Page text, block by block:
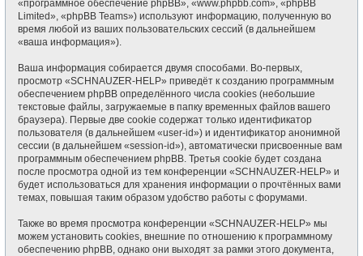
«программное обеспечение phpBB», «www.phpbb.com», «phpBB
Limited», «phpBB Teams») используют информацию, полученную во
время любой из ваших пользовательских сессий (в дальнейшем
«ваша информация»).
Ваша информация собирается двумя способами. Во-первых,
просмотр «SCHNAUZER-HELP» приведёт к созданию программным
обеспечением phpBB определённого числа cookies (небольшие
текстовые файлы, загружаемые в папку временных файлов вашего
браузера). Первые две cookie содержат только идентификатор
пользователя (в дальнейшем «user-id») и идентификатор анонимной
сессии (в дальнейшем «session-id»), автоматически присвоенные вам
программным обеспечением phpBB. Третья cookie будет создана
после просмотра одной из тем конференции «SCHNAUZER-HELP» и
будет использоваться для хранения информации о прочтённых вами
темах, повышая таким образом удобство работы с форумами.
Также во время просмотра конференции «SCHNAUZER-HELP» мы
можем установить cookies, внешние по отношению к программному
обеспечению phpBB, однако они выходят за рамки этого документа,